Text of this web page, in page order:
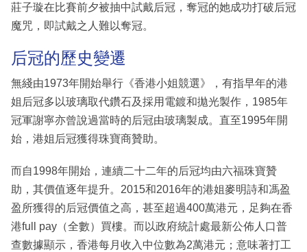
莊子璇在比賽前夕被抽中試戴后冠，奪冠的她成功打破后冠
魔咒，即試戴之人難以奪冠。
后冠的歷史變遷
無綫由1973年開始舉行《香港小姐競選》，有指早年的港
姐后冠多以玻璃取代鑽石及採用電鍍和拋光製作，1985年
冠軍謝寧亦曾說過當時的后冠由玻璃製成。直至1995年開
始，港姐后冠獲得珠寶商贊助。
而自1998年開始，連續二十二年的后冠均由六福珠寶贊
助，其價值逐年提升。2015和2016年的港姐麥明詩和馮盈
盈所獲得的后冠價值之高，甚至超過400萬港元，足夠在香
港full pay（全數）買樓。而以政府統計處最新公佈人口普
查數據顯示，香港每月收入中位數為2萬港元；意味著打工